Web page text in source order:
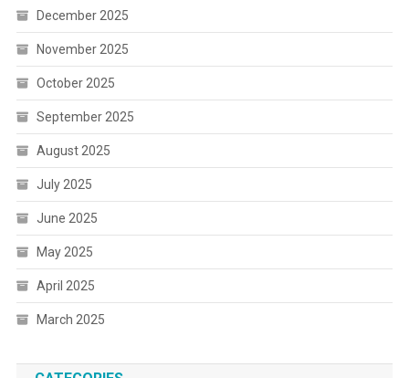
December 2025
November 2025
October 2025
September 2025
August 2025
July 2025
June 2025
May 2025
April 2025
March 2025